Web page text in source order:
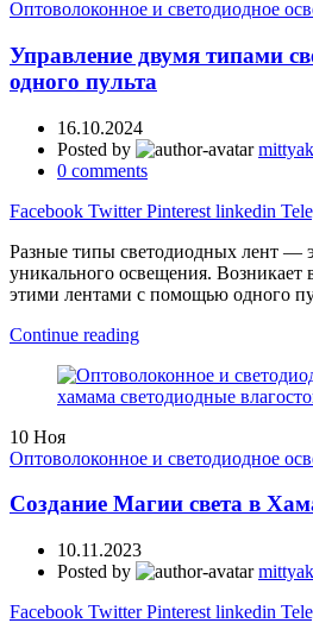
Оптоволоконное и светодиодное
Управление двумя типами
одного пульта
16.10.2024
Posted by
mittyak
0 comments
Facebook Twitter Pinterest linkedin
Разные типы светодиодных лент —
уникального освещения. Возникает
этими лентами с помощью одного
Continue reading
10 Ноя
Оптоволоконное и светодиодное
Создание Магии света в
10.11.2023
Posted by
mittyak
Facebook Twitter Pinterest linkedin